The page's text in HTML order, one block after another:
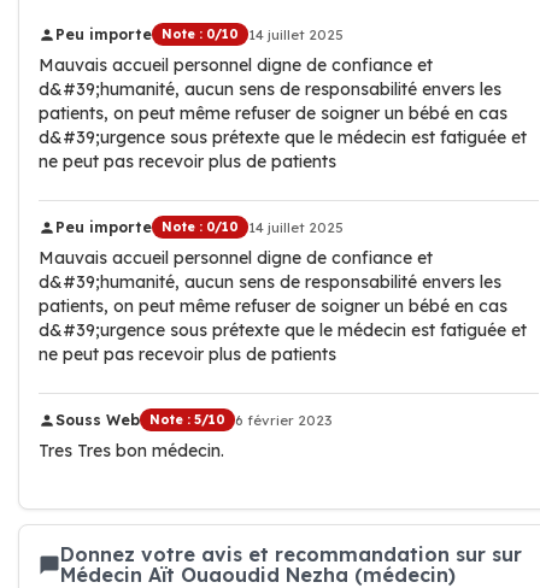
Peu importe Note : 0/10 14 juillet 2025
Mauvais accueil personnel digne de confiance et
d&#39;humanité, aucun sens de responsabilité envers les
patients, on peut même refuser de soigner un bébé en cas
d&#39;urgence sous prétexte que le médecin est fatiguée et
ne peut pas recevoir plus de patients
Peu importe Note : 0/10 14 juillet 2025
Mauvais accueil personnel digne de confiance et
d&#39;humanité, aucun sens de responsabilité envers les
patients, on peut même refuser de soigner un bébé en cas
d&#39;urgence sous prétexte que le médecin est fatiguée et
ne peut pas recevoir plus de patients
Souss Web Note : 5/10 6 février 2023
Tres Tres bon médecin.
Donnez votre avis et recommandation sur sur
Médecin Aït Ouaoudid Nezha (médecin)